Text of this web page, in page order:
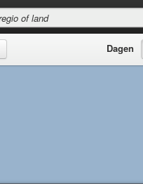
Dagen